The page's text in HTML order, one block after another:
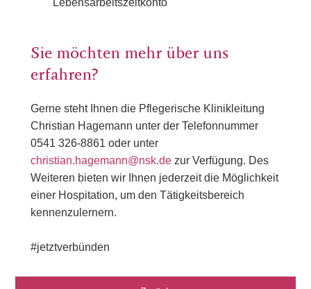
Lebensarbeitszeitkonto
Sie möchten mehr über uns
erfahren?
Gerne steht Ihnen die Pflegerische Klinikleitung
Christian Hagemann unter der Telefonnummer
0541 326-8861 oder unter
christian.hagemann@nsk.de zur Verfügung. Des
Weiteren bieten wir Ihnen jederzeit die Möglichkeit
einer Hospitation, um den Tätigkeitsbereich
kennenzulernern.
#jetztverbünden